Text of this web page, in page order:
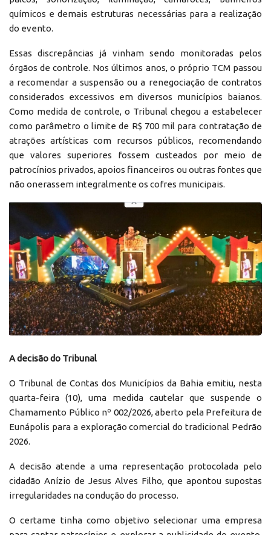
químicos e demais estruturas necessárias para a realização
do evento.
Essas discrepâncias já vinham sendo monitoradas pelos
órgãos de controle. Nos últimos anos, o próprio TCM passou
a recomendar a suspensão ou a renegociação de contratos
considerados excessivos em diversos municípios baianos.
Como medida de controle, o Tribunal chegou a estabelecer
como parâmetro o limite de R$ 700 mil para contratação de
atrações artísticas com recursos públicos, recomendando
que valores superiores fossem custeados por meio de
patrocínios privados, apoios financeiros ou outras fontes que
não onerassem integralmente os cofres municipais.
A decisão do Tribunal
O Tribunal de Contas dos Municípios da Bahia emitiu, nesta
quarta-feira (10), uma medida cautelar que suspende o
Chamamento Público nº 002/2026, aberto pela Prefeitura de
Eunápolis para a exploração comercial do tradicional Pedrão
2026.
A decisão atende a uma representação protocolada pelo
cidadão Anízio de Jesus Alves Filho, que apontou supostas
irregularidades na condução do processo.
O certame tinha como objetivo selecionar uma empresa